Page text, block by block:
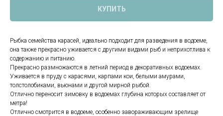
КУПИТЬ
Рыбка семейства карасей, идеально подходит для разведения в водоеме,
она также прекрасно уживается с другими видами рыб и неприхотлива к
содержанию и питанию.
Прекрасно размножаются в летний период в декоративных водоемах.
Уживается в пруду с карасями, карпами кои, белыми амурами,
толстолобиками, вьюнами и другой мирной рыбой.
Отлично переносит зимовку в водоемах глубина которых составляет от
метра!
Отлично смотрится в водоеме, особенно завораживающим зрелище